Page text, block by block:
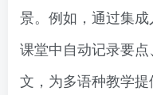
景。例如，通过集
课堂中自动记录要
文，为多语种教学